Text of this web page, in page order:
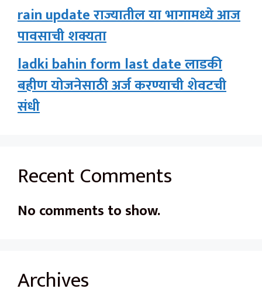
rain update राज्यातील या भागामध्ये आज
पावसाची शक्यता
ladki bahin form last date लाडकी
बहीण योजनेसाठी अर्ज करण्याची शेवटची
संधी
Recent Comments
No comments to show.
Archives